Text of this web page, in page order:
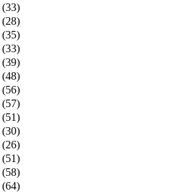
(33)
(28)
(35)
(33)
(39)
(48)
(56)
(57)
(51)
(30)
(26)
(51)
(58)
(64)